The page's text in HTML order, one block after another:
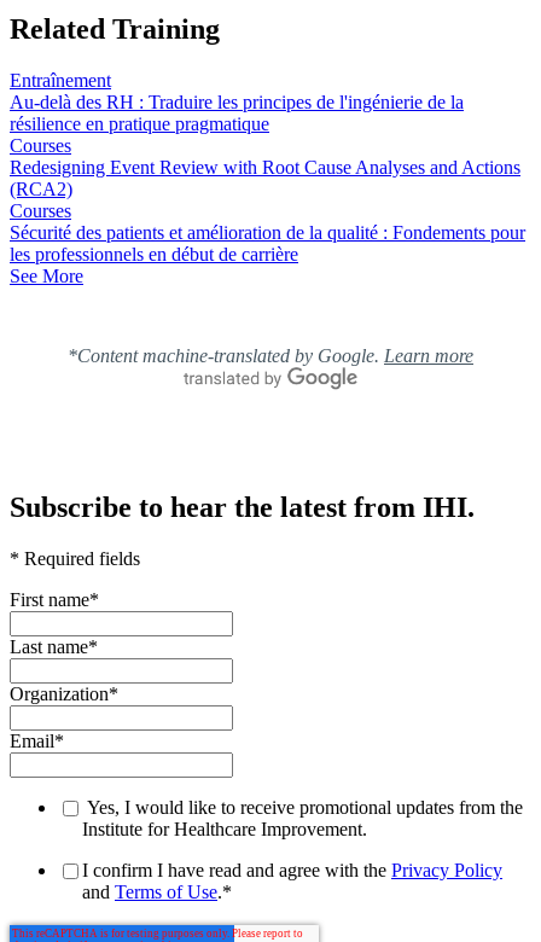
Related Training
Entraînement
Au-delà des RH : Traduire les principes de l'ingénierie de la
résilience en pratique pragmatique
Courses
Redesigning Event Review with Root Cause Analyses and Actions
(RCA2)
Courses
Sécurité des patients et amélioration de la qualité : Fondements pour
les professionnels en début de carrière
See More
*Content machine-translated by Google. Learn more
Subscribe to hear the latest from IHI.
* Required fields
First name*
Last name*
Organization*
Email*
Yes, I would like to receive promotional updates from the
Institute for Healthcare Improvement.
I confirm I have read and agree with the Privacy Policy
and Terms of Use.*